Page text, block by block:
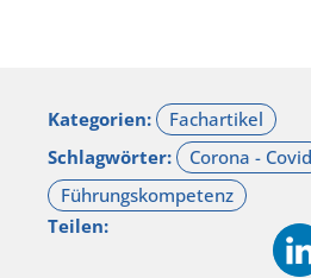
Kategorien:
Schlagwörter:
Teilen: